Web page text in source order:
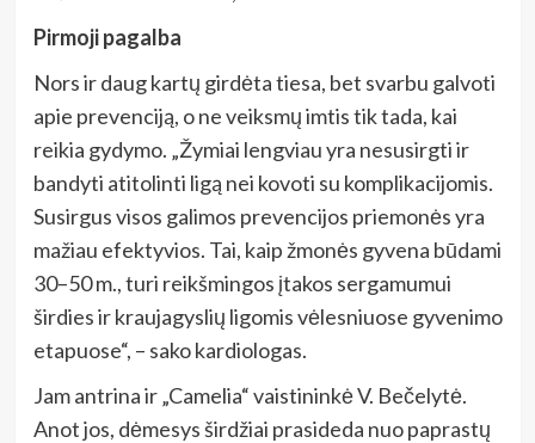
Pirmoji pagalba
Nors ir daug kartų girdėta tiesa, bet svarbu galvoti
apie prevenciją, o ne veiksmų imtis tik tada, kai
reikia gydymo. „Žymiai lengviau yra nesusirgti ir
bandyti atitolinti ligą nei kovoti su komplikacijomis.
Susirgus visos galimos prevencijos priemonės yra
mažiau efektyvios. Tai, kaip žmonės gyvena būdami
30–50 m., turi reikšmingos įtakos sergamumui
širdies ir kraujagyslių ligomis vėlesniuose gyvenimo
etapuose“, – sako kardiologas.
Jam antrina ir „Camelia“ vaistininkė V. Bečelytė.
Anot jos, dėmesys širdžiai prasideda nuo paprastų